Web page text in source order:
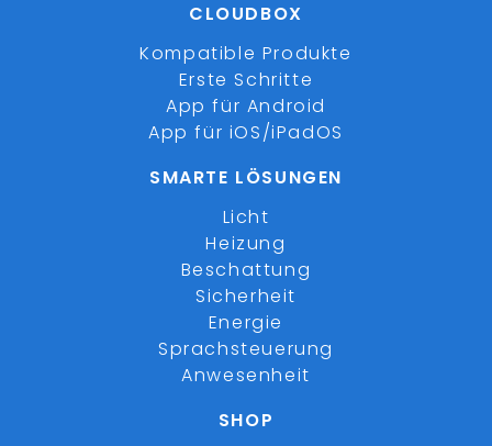
CLOUDBOX
Kompatible Produkte
Erste Schritte
App für Android
App für iOS/iPadOS
SMARTE LÖSUNGEN
Licht
Heizung
Beschattung
Sicherheit
Energie
Sprachsteuerung
Anwesenheit
SHOP